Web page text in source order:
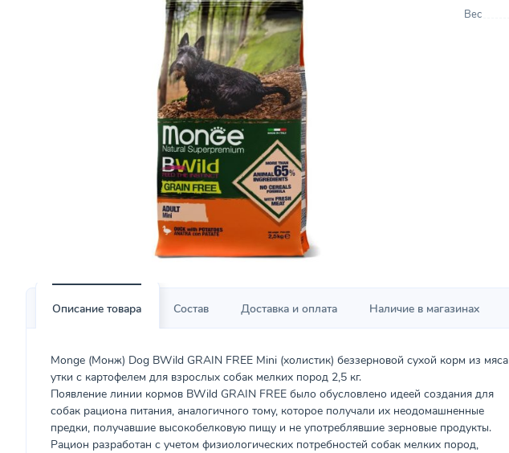
Вес
Описание товара Состав Доставка и оплата Наличие в магазинах
Monge (Монж) Dog BWild GRAIN FREE Mini (холистик) беззерновой сухой корм из мяса
утки с картофелем для взрослых собак мелких пород 2,5 кг.
Появление линии кормов BWild GRAIN FREE было обусловлено идеей создания для
собак рациона питания, аналогичного тому, которое получали их неодомашненные
предки, получавшие высокобелковую пищу и не употреблявшие зерновые продукты.
Рацион разработан с учетом физиологических потребностей собак мелких пород,